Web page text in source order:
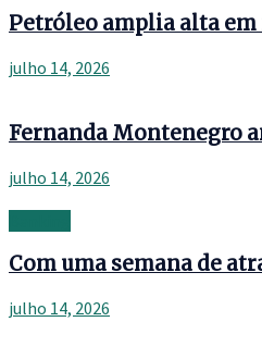
Petróleo amplia alta em
julho 14, 2026
Fernanda Montenegro
julho 14, 2026
Com uma semana de
julho 14, 2026